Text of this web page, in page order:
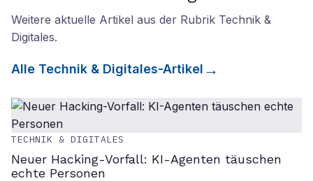
Weitere aktuelle Artikel aus der Rubrik Technik &
Digitales.
Alle Technik & Digitales-Artikel
TECHNIK & DIGITALES
Neuer Hacking-Vorfall: KI-Agenten täuschen
echte Personen